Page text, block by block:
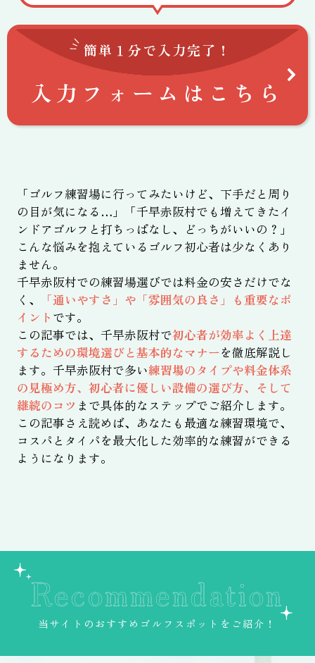
簡単１分で 入力完了！
入力フォームはこちら
「ゴルフ練習場に行ってみたいけど、下手だと周り
の目が気になる…」「千早赤阪村でも増えてきたイ
ンドアゴルフと打ちっぱなし、どっちがいいの？」
こんな悩みを抱えているゴルフ初心者は少なくあり
ません。
千早赤阪村での練習場選びでは料金の安さだけでな
く、
「通いやすさ」や「雰囲気の良さ」も重要なポ
イント です。
この記事では、千早赤阪村で初心者が効率よく上達
するための環境選びと基本的なマナーを徹底解説し
ます。千早赤阪村で多い練習場のタイプや料金体系
の見極め方、初心者に優しい設備の選び方、そして
継続のコツ まで具体的なステップでご紹介します。
この記事さえ読めば、あなたも最適な練習環境で、
コスパとタイパを最大化した効率的な練習ができる
ようになります。
Recommendation
当サイトのおすすめゴルフスポットをご紹介！